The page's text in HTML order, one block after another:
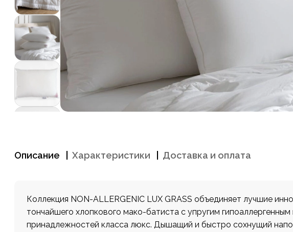
Описание Характеристики Доставка и оплата
Коллекция NON-ALLERGENIC LUX GRASS объединяет лучшие
тончайшего хлопкового мако-батиста с упругим
принадлежностей класса люкс. Дышащий и быстро сохнущий